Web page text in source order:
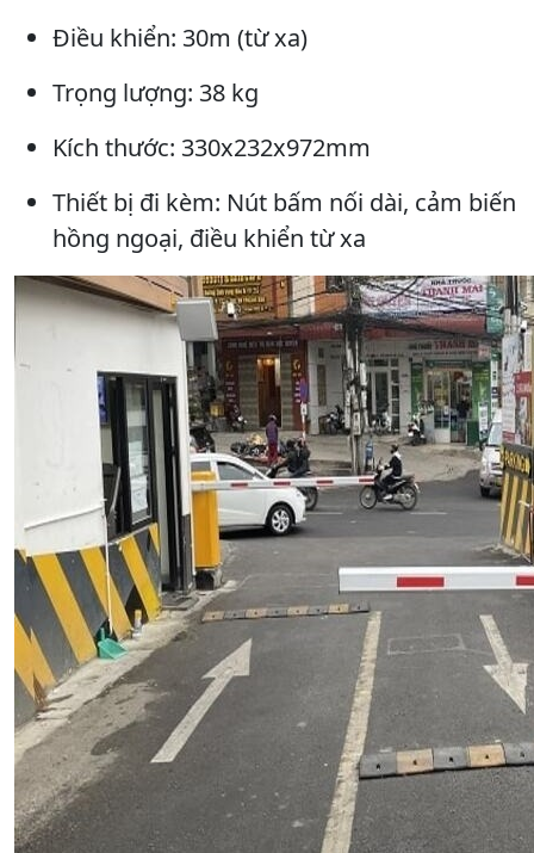
Điều khiển: 30m (từ xa)
Trọng lượng: 38 kg
Kích thước: 330x232x972mm
Thiết bị đi kèm: Nút bấm nối dài, cảm biến
hồng ngoại, điều khiển từ xa